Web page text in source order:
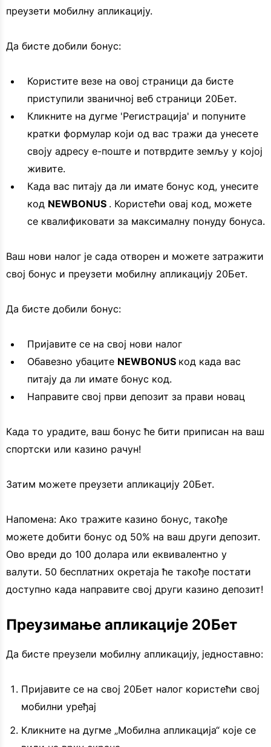
преузети мобилну апликацију.
Да бисте добили бонус:
Користите везе на овој страници да бисте
приступили званичној веб страници 20Бет.
Кликните на дугме 'Регистрација' и попуните
кратки формулар који од вас тражи да унесете
своју адресу е-поште и потврдите земљу у којој
живите.
Када вас питају да ли имате бонус код, унесите
код NEWBONUS . Користећи овај код, можете
се квалификовати за максималну понуду бонуса.
Ваш нови налог је сада отворен и можете затражити
свој бонус и преузети мобилну апликацију 20Бет.
Да бисте добили бонус:
Пријавите се на свој нови налог
Обавезно убаците NEWBONUS код када вас
питају да ли имате бонус код.
Направите свој први депозит за прави новац
Када то урадите, ваш бонус ће бити приписан на ваш
спортски или казино рачун!
Затим можете преузети апликацију 20Бет.
Напомена: Ако тражите казино бонус, такође
можете добити бонус од 50% на ваш други депозит.
Ово вреди до 100 долара или еквивалентно у
валути. 50 бесплатних окретаја ће такође постати
доступно када направите свој други казино депозит!
Преузимање апликације 20Бет
Да бисте преузели мобилну апликацију, једноставно:
Пријавите се на свој 20Бет налог користећи свој
мобилни уређај
Кликните на дугме „Мобилна апликација“ које се